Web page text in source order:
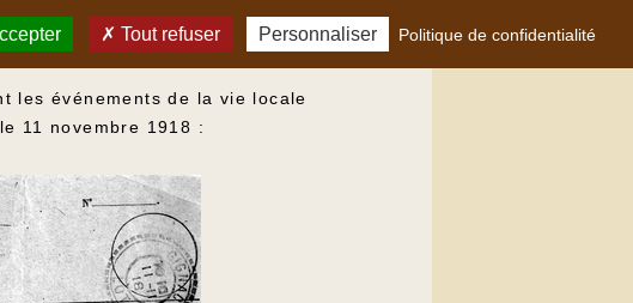
les événements de la vie locale
11 novembre 1918 :
Tout refuser Personnaliser Politique de confidentialité